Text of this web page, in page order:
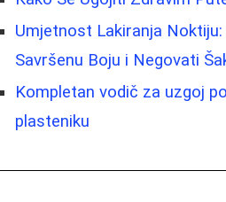
Umjetnost Lakiranja
Savršenu Boju i Negovati
Kompletan vodič za uzgoj
plasteniku